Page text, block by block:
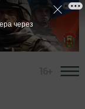
через